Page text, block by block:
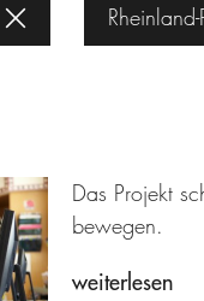
Das Projekt
bewegen.
weiterlesen